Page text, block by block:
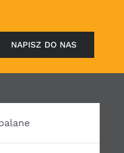
NAPISZ DO NAS